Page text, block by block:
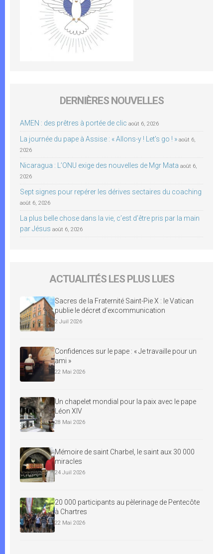
DERNIÈRES NOUVELLES
AMEN : des prêtres à portée de clic août 6, 2026
La journée du pape à Assise : « Allons-y ! Let’s go ! » août 6,
2026
Nicaragua : L’ONU exige des nouvelles de Mgr Mata août 6,
2026
Sept signes pour repérer les dérives sectaires du coaching
août 6, 2026
La plus belle chose dans la vie, c’est d’être pris par la main
par Jésus août 6, 2026
ACTUALITÉS LES PLUS LUES
Sacres de la Fraternité Saint-Pie X : le Vatican
publie le décret d’excommunication
2 Juil 2026
Confidences sur le pape : « Je travaille pour un
ami »
22 Mai 2026
Un chapelet mondial pour la paix avec le pape
Léon XIV
28 Mai 2026
Mémoire de saint Charbel, le saint aux 30 000
miracles
24 Juil 2026
20 000 participants au pèlerinage de Pentecôte
à Chartres
22 Mai 2026